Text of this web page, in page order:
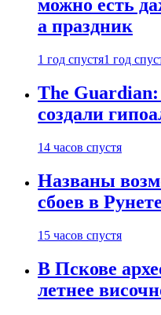
можно есть
а праздник
1 год спустя1 год
The
создали
14 часов спустя
Названы
сбоев в Рунете
15 часов спустя
В Пскове
летнее